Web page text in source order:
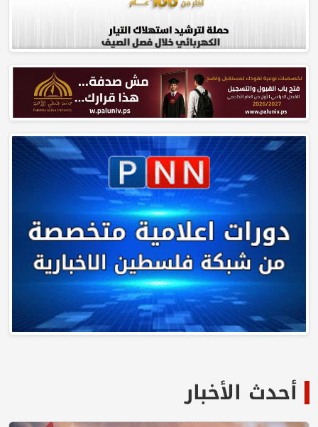
أحدث الأخبار